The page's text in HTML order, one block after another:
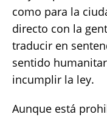
como para la
directo con la
traducir en
sentido
incumplir la ley.
Aunque está